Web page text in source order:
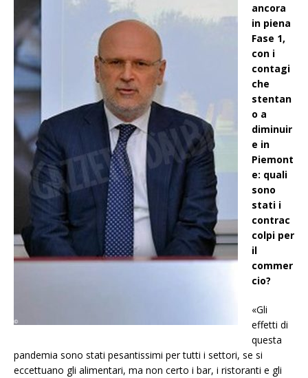
ancora
in piena
Fase 1,
con i
contagi
che
stentan
o a
diminuir
e in
Piemont
e: quali
sono
stati i
contrac
colpi per
il
commer
cio?
«Gli
effetti di
questa
pandemia sono stati pesantissimi per tutti i settori, se si
eccettuano gli alimentari, ma non certo i bar, i ristoranti e gli